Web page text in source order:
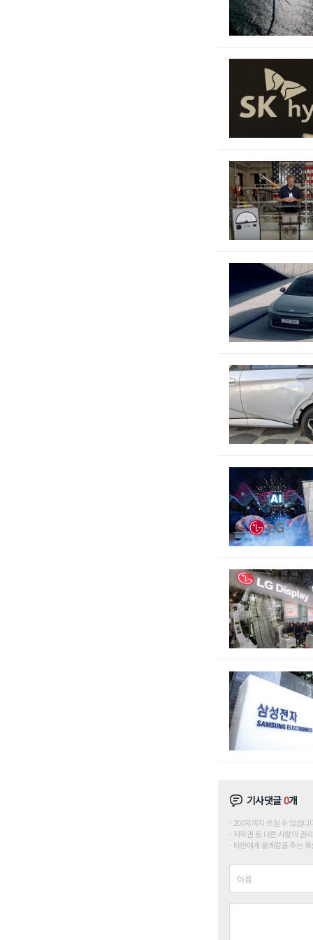
기사댓글0개
200자까지 쓰실 수 있습
저작권 등 다른 사람의 권
타인에게 불쾌감을 주는